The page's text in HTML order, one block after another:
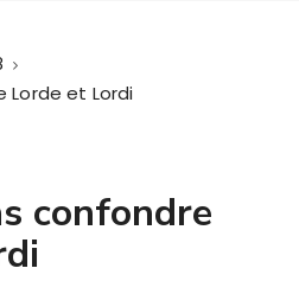
Lorde et Lordi
confondre